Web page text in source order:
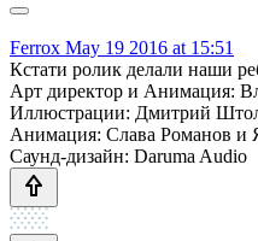
Ferrox May 19 2016 at 15:51
Кстати ролик делали наши
Арт директор и Анимация:
Иллюстрации: Дмитрий
Анимация: Слава Романов и
Саунд-дизайн: Daruma Audio